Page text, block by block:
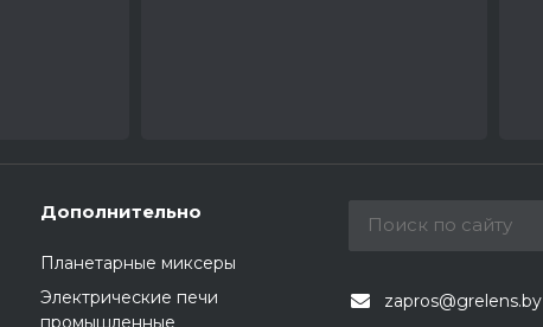
Дополнительно
Планетарные миксеры
Электрические печи
промышленные
zapros@grelens.by